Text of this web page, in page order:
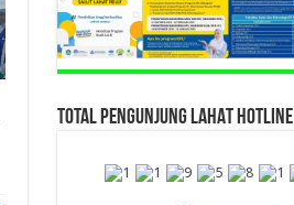
TOTAL PENGUNJUNG LAHAT HOTLINE